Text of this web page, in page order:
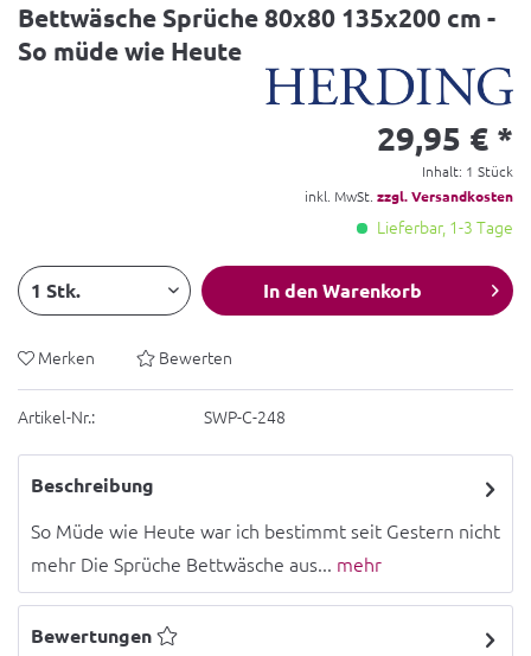
Bettwäsche Sprüche 80x80 135x200 cm -
So müde wie Heute
29,95 € *
Inhalt: 1 Stück
inkl. MwSt. zzgl. Versandkosten
Lieferbar, 1-3 Tage
In den Warenkorb
Merken Bewerten
Artikel-Nr.: SWP-C-248
Beschreibung
So Müde wie Heute war ich bestimmt seit Gestern nicht
mehr Die Sprüche Bettwäsche aus... mehr
Bewertungen